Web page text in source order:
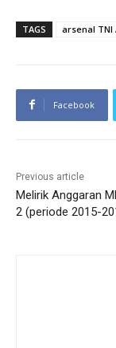
TAGS arsenal TNI
Facebook
Previous article
Melirik Anggaran
2 (periode 2015-